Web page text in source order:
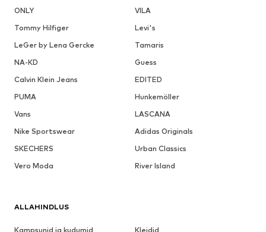
ONLY
VILA
Tommy Hilfiger
Levi's
LeGer by Lena Gercke
Tamaris
NA-KD
Guess
Calvin Klein Jeans
EDITED
PUMA
Hunkemöller
Vans
LASCANA
Nike Sportswear
Adidas Originals
SKECHERS
Urban Classics
Vero Moda
River Island
ALLAHINDLUS
Kampsunid ja kudumid
Kleidid